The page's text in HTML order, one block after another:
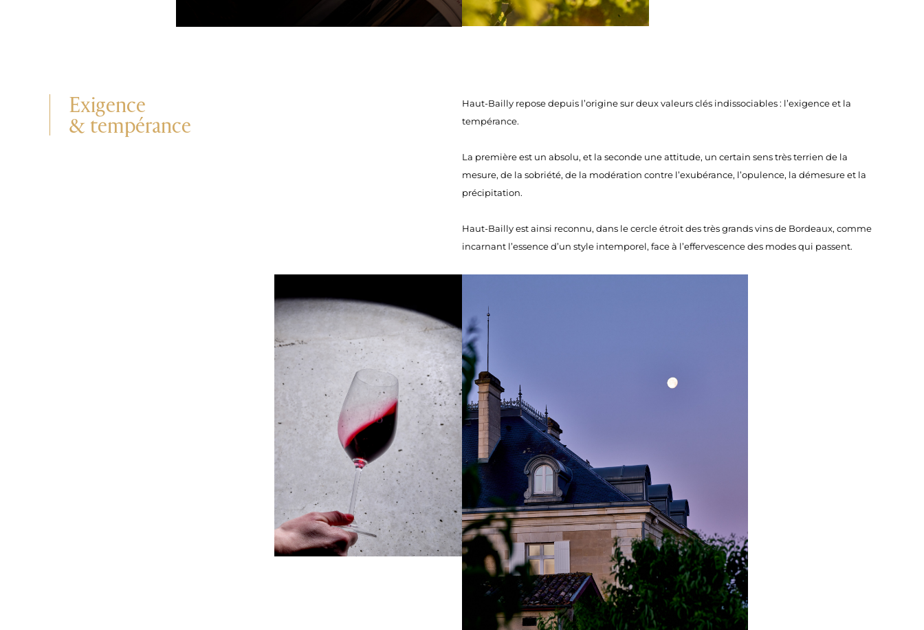
Exigence
& tempérance
Haut-Bailly repose depuis l’origine sur deux valeurs clés indissociables : l’exigence et la
tempérance.
La première est un absolu, et la seconde une attitude, un certain sens très terrien de la
mesure, de la sobriété, de la modération contre l’exubérance, l’opulence, la démesure et la
précipitation.
Haut-Bailly est ainsi reconnu, dans le cercle étroit des très grands vins de Bordeaux, comme
incarnant l’essence d’un style intemporel, face à l’effervescence des modes qui passent.